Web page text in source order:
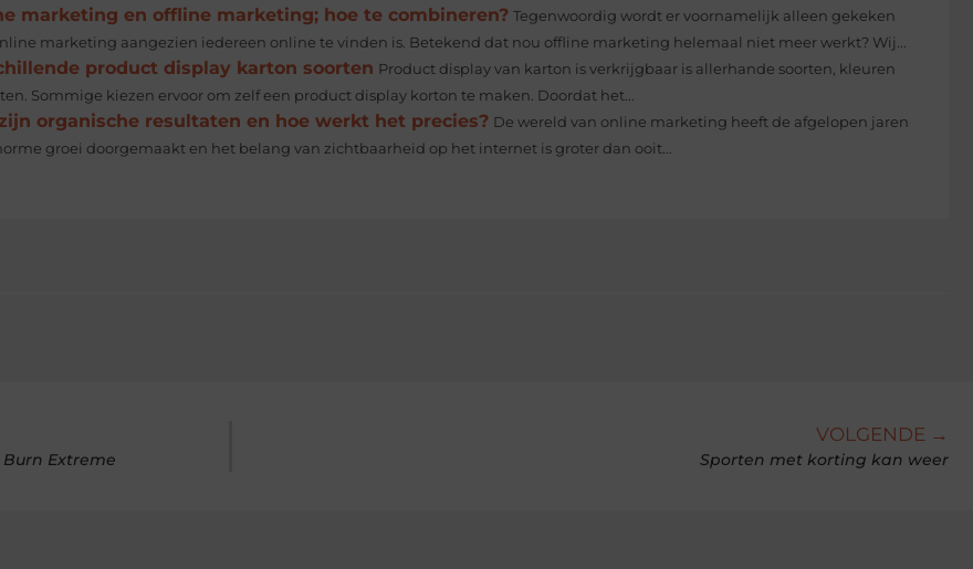
marketing en offline marketing; hoe te combineren? Tegenwoordig wordt er voornamelijk alleen gekeken
marketing aangezien iedereen online te vinden is. Betekend dat nou offline marketing helemaal niet meer werkt? Wij...
product display karton soorten Product display van karton is verkrijgbaar is allerhande soorten, kleuren
Sommige kiezen ervoor om zelf een product display korton te maken. Doordat het...
organische resultaten en hoe werkt het precies? De wereld van online marketing heeft de afgelopen jaren
groei doorgemaakt en het belang van zichtbaarheid op het internet is groter dan ooit...
Extreme
VOLGENDE →
Sporten met korting kan weer